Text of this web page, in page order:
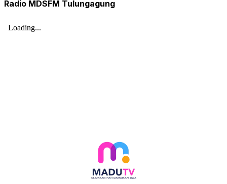
Radio MDSFM Tulungagung